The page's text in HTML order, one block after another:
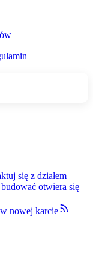
się z działem
otwiera się
nowej karcie